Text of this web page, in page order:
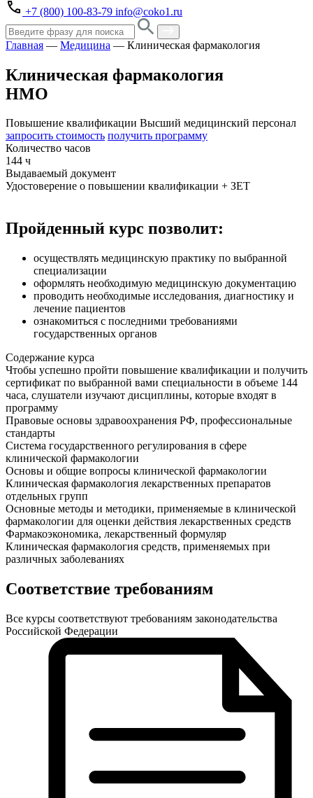
+7 (800) 100-83-79 info@coko1.ru
Главная — Медицина — Клиническая фармакология
Клиническая фармакология
НМО
Повышение квалификации Высший медицинский персонал
запросить стоимость получить программу
Количество часов
144 ч
Выдаваемый документ
Удостоверение о повышении квалификации + ЗЕТ
Пройденный курс позволит:
осуществлять медицинскую практику по выбранной
специализации
оформлять необходимую медицинскую документацию
проводить необходимые исследования, диагностику и
лечение пациентов
ознакомиться с последними требованиями
государственных органов
Содержание курса
Чтобы успешно пройти повышение квалификации и получить
сертификат по выбранной вами специальности в объеме 144
часа, слушатели изучают дисциплины, которые входят в
программу
Правовые основы здравоохранения РФ, профессиональные
стандарты
Система государственного регулирования в сфере
клинической фармакологии
Основы и общие вопросы клинической фармакологии
Клиническая фармакология лекарственных препаратов
отдельных групп
Основные методы и методики, применяемые в клинической
фармакологии для оценки действия лекарственных средств
Фармакоэкономика, лекарственный формуляр
Клиническая фармакология средств, применяемых при
различных заболеваниях
Соответствие требованиям
Все курсы соответствуют требованиям законодательства
Российской Федерации